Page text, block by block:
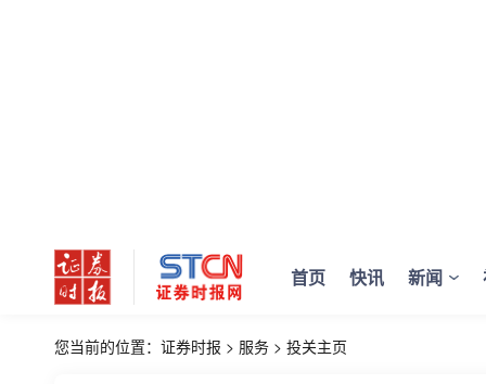
首页 快讯 新闻
您当前的位置： 证券时报 > 服务 > 投关主页